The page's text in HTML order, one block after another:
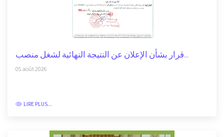
قرار بشأن الإعلان عن النتيجة النهائية لشغل منصب...
05 août 2026
LIRE PLUS...